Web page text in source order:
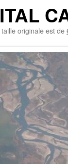
taille originale est de